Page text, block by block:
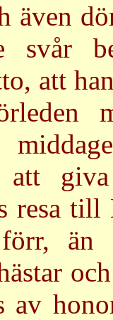
även
att
att
resa
än
av